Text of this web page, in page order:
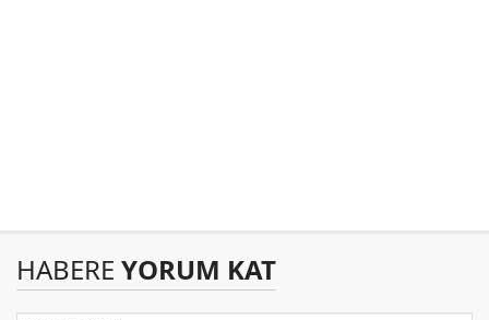
HABERE YORUM KAT